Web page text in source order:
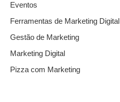
Eventos
Ferramentas de Marketing Digital
Gestão de Marketing
Marketing Digital
Pizza com Marketing